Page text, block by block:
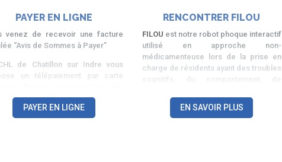
PAYER EN LIGNE
venez de recevoir une facture
“Avis de Sommes à Payer”
de Chatillon sur Indre vous
un télépaiement par carte
factures par Internet. Ces
se feront par
d’un service sécurisé,
PAYER EN LIGNE
RENCONTRER FILOU
FILOU est notre robot phoque interactif
utilisé en approche non-
médicamenteuse lors de la prise en
charge de résidents ayant des troubles
cognitifs, du comportement, de
Arrivée dans l’établissement en Avril
2019, notre nouveau compagnon pèse
EN SAVOIR PLUS